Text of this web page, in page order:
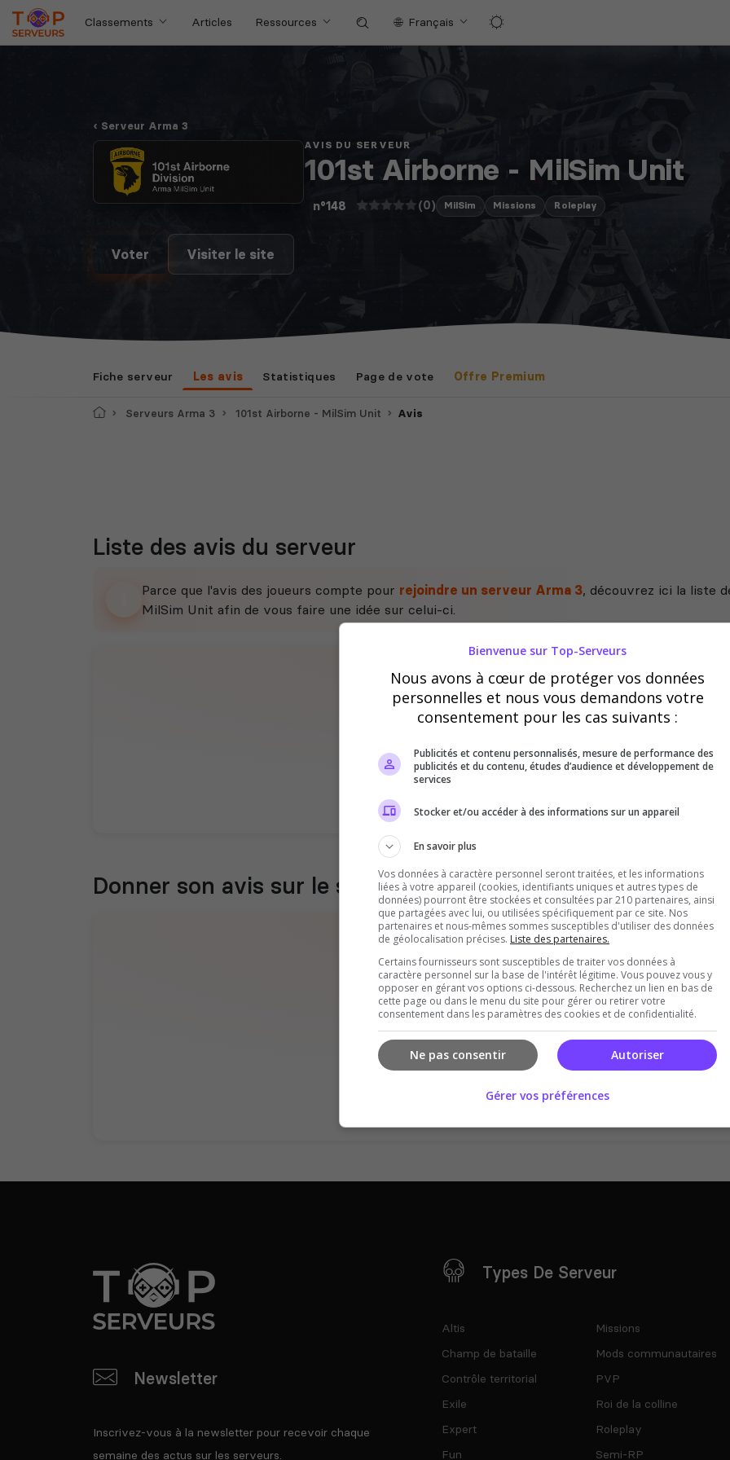
Classements Articles Ressources Français
Serveur Arma 3
AVIS DU SERVEUR
101st Airborne - MilSim Unit
n°148 (0) MilSim Missions Roleplay
Voter Visiter le site
Fiche serveur Les avis Statistiques Page de vote Offre Premium
AccueilServeurs Arma 3 101st Airborne - MilSim Unit Avis
Liste des avis du serveur
Parce que l'avis des joueurs compte pour rejoindre un serveur Arma 3, découvrez ici la liste
MilSim Unit afin de vous faire une idée sur celui-ci.
Il n'y a pas encore d'avis sur ce serveur.
Staff du serveur
Donner son avis sur le serveur
Vous devez être connecté pour ajouter un avis
sur ce serveur !
Newsletter
Inscrivez-vous à la newsletter pour recevoir chaque
semaine des actus sur les serveurs.
Types De Serveur
Altis
Champ de bataille
Contrôle territorial
Exile
Expert
Fun
Missions
Mods communautaires
PVP
Roi de la colline
Roleplay
Semi-RP
Bienvenue sur Top-Serveurs
Nous avons à cœur de protéger vos données
personnelles et nous vous demandons votre
consentement pour les cas suivants :
Publicités et contenu personnalisés, mesure de performance des
publicités et du contenu, études d’audience et développement de
services
Stocker et/ou accéder à des informations sur un appareil
En savoir plus
Vos données à caractère personnel seront traitées, et les informations
liées à votre appareil (cookies, identifiants uniques et autres types de
données) pourront être stockées et consultées par 210 partenaires, ainsi
que partagées avec lui, ou utilisées spécifiquement par ce site. Nos
partenaires et nous-mêmes sommes susceptibles d'utiliser des données
de géolocalisation précises. Liste des partenaires.
Certains fournisseurs sont susceptibles de traiter vos données à
caractère personnel sur la base de l'intérêt légitime. Vous pouvez vous y
opposer en gérant vos options ci-dessous. Recherchez un lien en bas de
cette page ou dans le menu du site pour gérer ou retirer votre
consentement dans les paramètres des cookies et de confidentialité.
Autoriser
Ne pas consentir
Gérer vos préférences